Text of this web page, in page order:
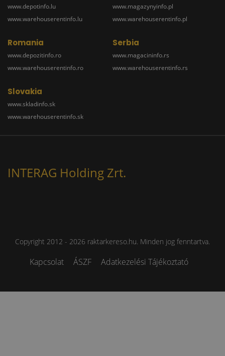
www.depotinfo.lu
www.warehouserentinfo.lu
www.magazynyinfo.pl
www.warehouserentinfo.pl
Romania
www.depozitinfo.ro
www.warehouserentinfo.ro
Serbia
www.magacininfo.rs
www.warehouserentinfo.rs
Slovakia
www.skladinfo.sk
www.warehouserentinfo.sk
INTERAG Holding Zrt.
Copyright 2012 - 2026 raktarkereso.hu. Minden jog fenntartva.
Kapcsolat ÁSZF Adatkezelési Tájékoztató